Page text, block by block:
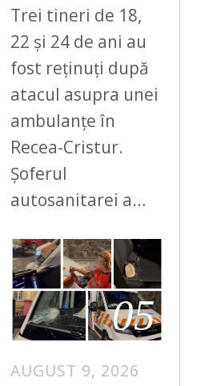
Trei tineri de 18,
22 și 24 de ani au
fost reținuți după
atacul asupra unei
ambulanțe în
Recea-Cristur.
Șoferul
autosanitarei a…
05
AUGUST 9, 2026